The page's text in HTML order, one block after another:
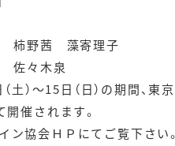
柿野茜 藻寄理子
佐々木泉
土）～15日（日）の期間、
開催されます。
ン協会ＨＰにてご覧下さい。